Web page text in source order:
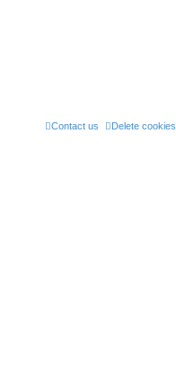
Delete cookies
Contact us